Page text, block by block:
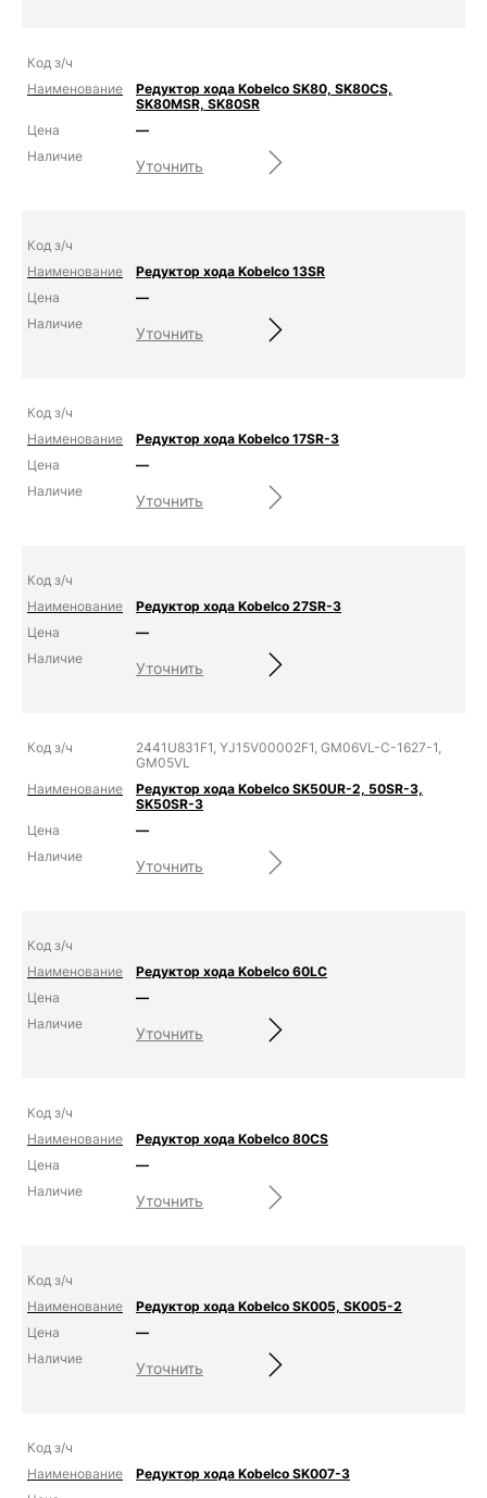
Редуктор хода Kobelco SK80, SK80CS,
SK80MSR, SK80SR
—
Уточнить
Редуктор хода Kobelco 13SR
—
Уточнить
Редуктор хода Kobelco 17SR-3
—
Уточнить
Редуктор хода Kobelco 27SR-3
—
Уточнить
2441U831F1, YJ15V00002F1, GM06VL-C-1627-1,
GM05VL
Редуктор хода Kobelco SK50UR-2, 50SR-3,
SK50SR-3
—
Уточнить
Редуктор хода Kobelco 60LC
—
Уточнить
Редуктор хода Kobelco 80CS
—
Уточнить
Редуктор хода Kobelco SK005, SK005-2
—
Уточнить
Редуктор хода Kobelco SK007-3